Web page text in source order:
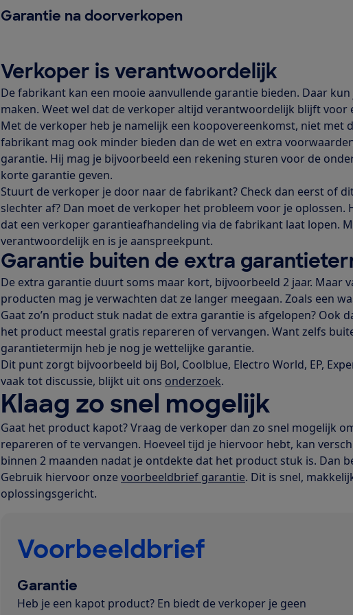
Garantie na doorverkopen
Verkoper is verantwoordelijk
De fabrikant kan een mooie aanvullende garantie bieden. Daar
maken. Weet wel dat de verkoper altijd verantwoordelijk blijft voor
Met de verkoper heb je namelijk een koopovereenkomst, niet met
fabrikant mag ook minder bieden dan de wet en extra
garantie. Hij mag je bijvoorbeeld een rekening sturen voor de
korte garantie geven.
Stuurt de verkoper je door naar de fabrikant? Check dan eerst of
slechter af? Dan moet de verkoper het probleem voor je oplossen.
dat een verkoper garantieafhandeling via de fabrikant laat lopen.
verantwoordelijk en is je aanspreekpunt.
Garantie buiten de extra
De extra garantie duurt soms maar kort, bijvoorbeeld 2 jaar. Maar
producten mag je verwachten dat ze langer meegaan. Zoals een
Gaat zo’n product stuk nadat de extra garantie is afgelopen? Ook
het product meestal gratis repareren of vervangen. Want zelfs
garantietermijn heb je nog je wettelijke garantie.
Dit punt zorgt bijvoorbeeld bij Bol, Coolblue, Electro World, EP,
vaak tot discussie, blijkt uit ons onderzoek.
Klaag zo snel mogelijk
Gaat het product kapot? Vraag de verkoper dan zo snel mogelijk
repareren of te vervangen. Hoeveel tijd je hiervoor hebt, kan
binnen 2 maanden nadat je ontdekte dat het product stuk is. Dan
Gebruik hiervoor onzevoorbeeldbrief garantie. Dit is snel,
oplossingsgericht.
Voorbeeldbrief
Garantie
Heb je een kapot product? En biedt de verkoper je geen